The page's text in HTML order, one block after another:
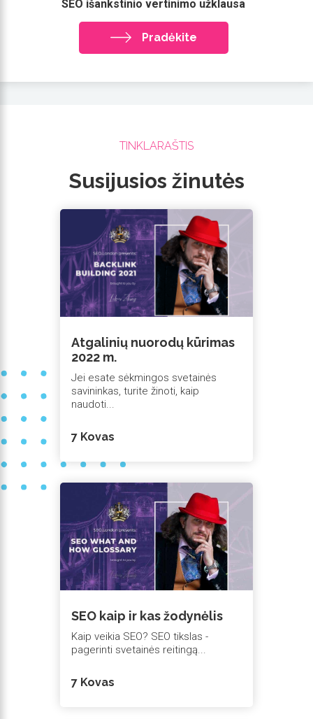
SEO išankstinio vertinimo užklausa
Pradėkite
TINKLARAŠTIS
Susijusios žinutės
Atgalinių nuorodų kūrimas
2022 m.
Jei esate sėkmingos svetainės
savininkas, turite žinoti, kaip
naudoti...
7 Kovas
SEO kaip ir kas žodynėlis
Kaip veikia SEO? SEO tikslas -
pagerinti svetainės reitingą...
7 Kovas